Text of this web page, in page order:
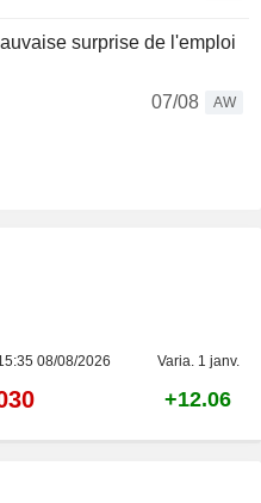
surprise de l'emploi
07/08
AW
08/08/2026 Varia. 1 janv.
+12.06